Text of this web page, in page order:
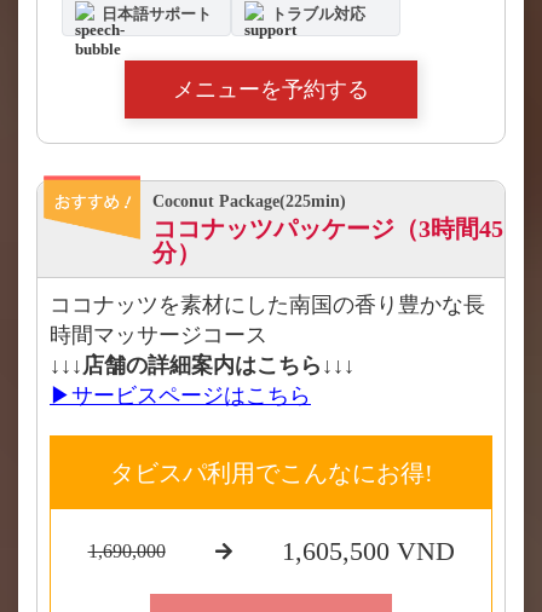
日本語サポート トラブル対応
メニューを予約する
Coconut Package(225min)
ココナッツパッケージ（3時間45
分）
ココナッツを素材にした南国の香り豊かな長
時間マッサージコース
↓↓↓店舗の詳細案内はこちら↓↓↓
▶サービスページはこちら
タビスパ利用でこんなにお得!
1,690,000 1,605,500 VND